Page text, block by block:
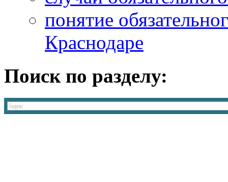
понятие
Краснодаре
Поиск по разделу: